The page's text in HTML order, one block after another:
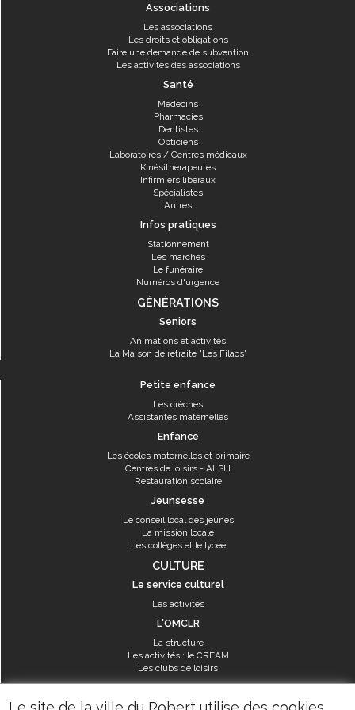
Associations
Les associations
Les droits et obligations
Faire une demande de subvention
Les activités des associations
Santé
Médecins
Pharmacies
Dentistes
Opticiens
Laboratoires / Centres médicaux
Kinésithérapeutes
Infirmiers libéraux
Spécialistes
Autres
Infos pratiques
Stationnement
Les marchés
Le funéraire
Numéros d'urgence
GÉNÉRATIONS
Seniors
Animations et activités
La Maison de retraite "Les Filaos"
Petite enfance
Les crèches
Assistantes maternelles
Enfance
Les écoles maternelles et primaire
Centres de loisirs - ALSH
Restauration scolaire
Jeunsesse
Le conseil local des jeunes
La mission locale
Les collèges et le lycée
CULTURE
Le service culturel
Les activités
L'OMCLR
La structure
Les activités : le CREAM
Les clubs de loisirs
SPORT
Les équipements sportifs